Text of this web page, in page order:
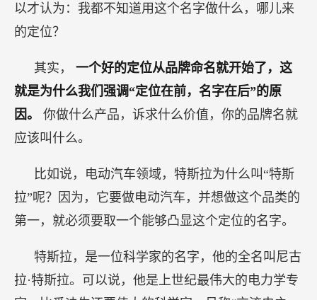
以才认为：我都不知道用这个名字做什么，哪儿来
的定位？
其实， 一个好的定位从品牌命名就开始了，这
就是为什么我们强调“定位在前，名字在后”的原
因。 你做什么产品，诉求什么价值，你的品牌名就
应该叫什么。
比如说，电动汽车领域，特斯拉为什么叫“特斯
拉”呢？因为，它要做电动汽车，并想做这个品类的
第一，就必须要取一个能够凸显这个定位的名字。
特斯拉，是一位科学家的名字，他的全名叫尼古
拉·特斯拉。可以说，他是上世纪最伟大的电力学专